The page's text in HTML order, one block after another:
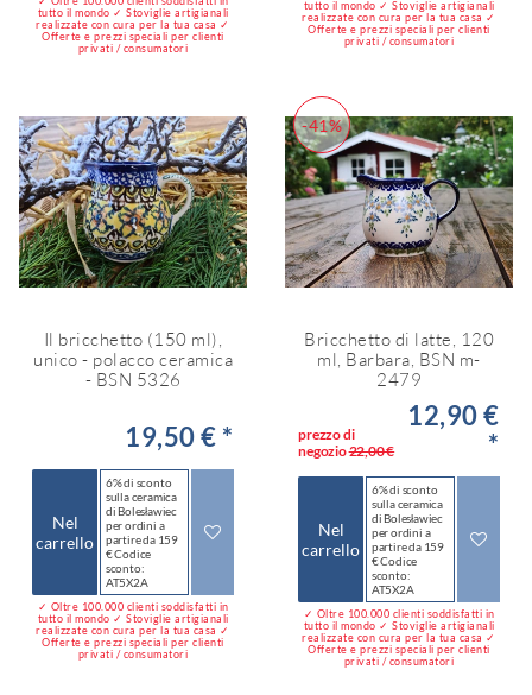
tutto il mondo ✓ Stoviglie artigianali
realizzate con cura per la tua casa ✓
Offerte e prezzi speciali per clienti
privati / consumatori
tutto il mondo ✓ Stoviglie artigianali
realizzate con cura per la tua casa ✓
Offerte e prezzi speciali per clienti
privati / consumatori
Il bricchetto (150 ml),
unico - polacco ceramica
- BSN 5326
19,50 € *
Nel
carrello
6% di sconto
sulla ceramica
di Bolesławiec
per ordini a
partire da 159
€ Codice
sconto:
AT5X2A
✓ Oltre 100.000 clienti soddisfatti in
tutto il mondo ✓ Stoviglie artigianali
realizzate con cura per la tua casa ✓
Offerte e prezzi speciali per clienti
privati / consumatori
-41%
Bricchetto di latte, 120
ml, Barbara, BSN m-
2479
prezzo di
negozio22,00 €
12,90 €
*
Nel
carrello
6% di sconto
sulla ceramica
di Bolesławiec
per ordini a
partire da 159
€ Codice
sconto:
AT5X2A
✓ Oltre 100.000 clienti soddisfatti in
tutto il mondo ✓ Stoviglie artigianali
realizzate con cura per la tua casa ✓
Offerte e prezzi speciali per clienti
privati / consumatori